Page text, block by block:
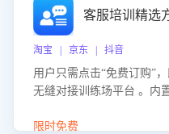
客服培训精选
淘宝 | 京东 | 抖音
用户只需点击“免费订购”
无缝对接训练场平台 。内
初始化时间，助力企业快
限时免费